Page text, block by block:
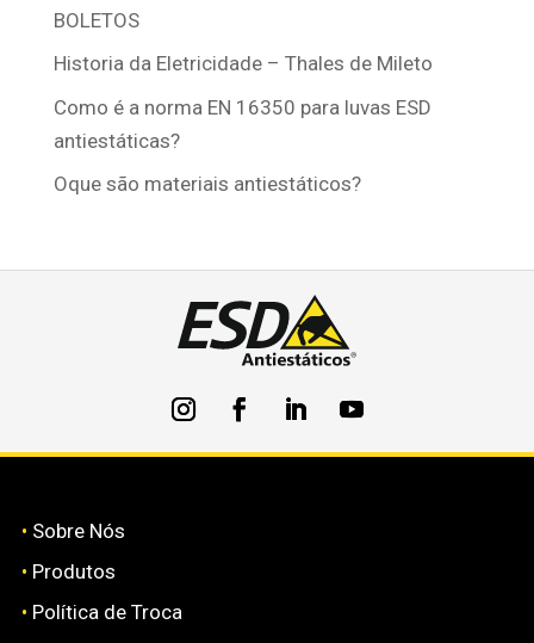
BOLETOS
Historia da Eletricidade – Thales de Mileto
Como é a norma EN 16350 para luvas ESD
antiestáticas?
Oque são materiais antiestáticos?
• Sobre Nós
• Produtos
• Política de Troca